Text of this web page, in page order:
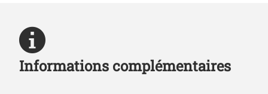
Informations complémentaires